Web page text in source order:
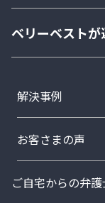
ベリーベスト
解決事例
お客さまの声
ご自宅からの弁